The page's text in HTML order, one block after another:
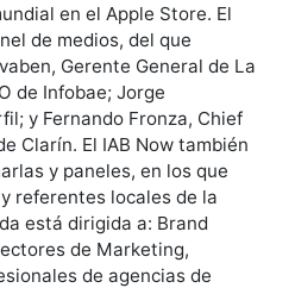
en el Apple Store. El
de medios, del que
Gerente General de La
de Infobae; Jorge
y Fernando Fronza, Chief
Clarín. El IAB Now también
y paneles, en los que
referentes locales de la
está dirigida a: Brand
de Marketing,
de agencias de